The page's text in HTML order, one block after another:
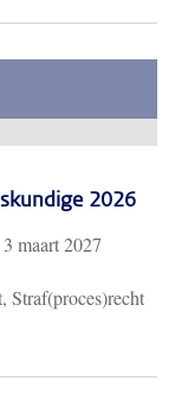
2026
3 maart 2027
Straf(proces)recht